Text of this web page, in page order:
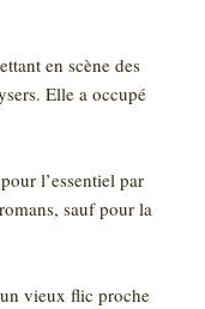
en scène des
Elle a occupé
l’essentiel par
sauf pour la
vieux flic proche